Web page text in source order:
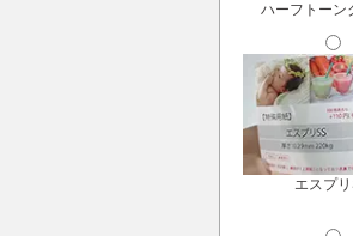
ハーフトーン
エスプ